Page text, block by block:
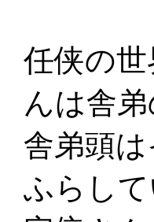
任侠の
んは舎
舎弟頭
ふらし